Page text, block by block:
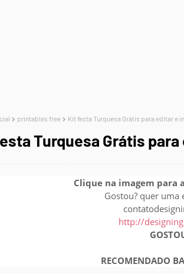
printables free Kit festa Turquesa Grátis para editar e
Turquesa Grátis
Clique na imagem para
Gostou? quer uma
http://
RECOMENDADO